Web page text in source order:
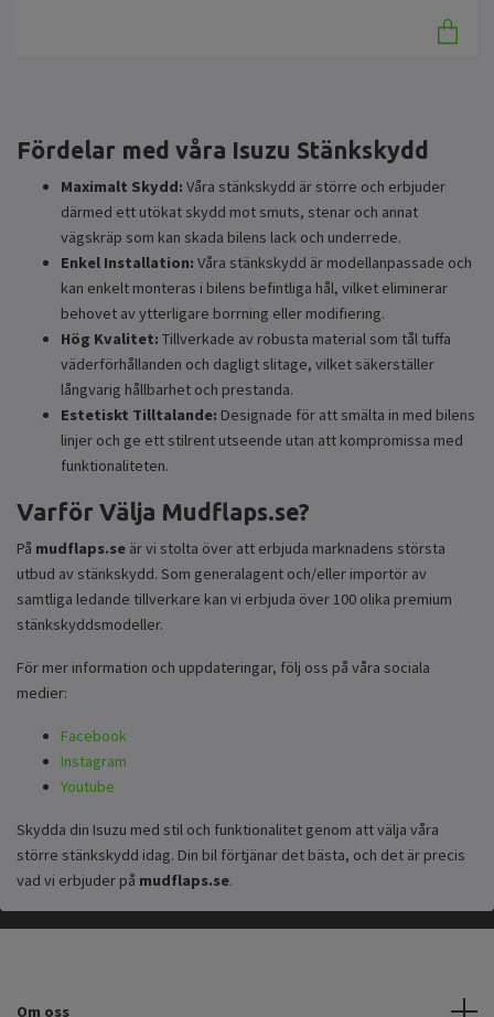
Fördelar med våra Isuzu Stänkskydd
Maximalt Skydd: Våra stänkskydd är större och erbjuder
därmed ett utökat skydd mot smuts, stenar och annat
vägskräp som kan skada bilens lack och underrede.
Enkel Installation: Våra stänkskydd är modellanpassade och
kan enkelt monteras i bilens befintliga hål, vilket eliminerar
behovet av ytterligare borrning eller modifiering.
Hög Kvalitet: Tillverkade av robusta material som tål tuffa
väderförhållanden och dagligt slitage, vilket säkerställer
långvarig hållbarhet och prestanda.
Estetiskt Tilltalande: Designade för att smälta in med bilens
linjer och ge ett stilrent utseende utan att kompromissa med
funktionaliteten.
Varför Välja Mudflaps.se?
På mudflaps.se är vi stolta över att erbjuda marknadens största
utbud av stänkskydd. Som generalagent och/eller importör av
samtliga ledande tillverkare kan vi erbjuda över 100 olika premium
stänkskyddsmodeller.
För mer information och uppdateringar, följ oss på våra sociala
medier:
Facebook
Instagram
Youtube
Skydda din Isuzu med stil och funktionalitet genom att välja våra
större stänkskydd idag. Din bil förtjänar det bästa, och det är precis
vad vi erbjuder på mudflaps.se.
Om oss